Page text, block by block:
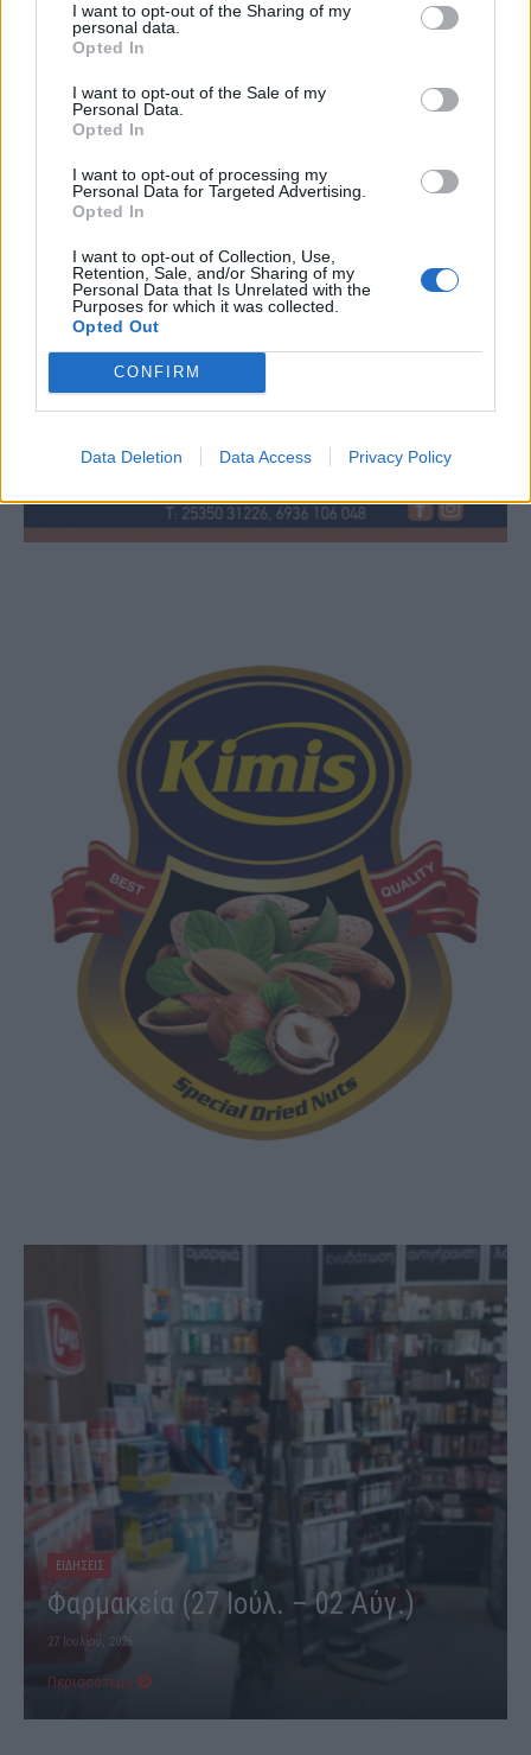
I want to opt-out of the Sharing of my
personal data.
Opted In
I want to opt-out of the Sale of my
Personal Data.
Opted In
I want to opt-out of processing my
Personal Data for Targeted Advertising.
Opted In
I want to opt-out of Collection, Use,
Retention, Sale, and/or Sharing of my
Personal Data that Is Unrelated with the
Purposes for which it was collected.
Opted Out
CONFIRM
Data Deletion Data Access Privacy Policy
ΕΙΔΗΣΕΙΣ
Φαρμακεία (27 Ιούλ. – 02 Αύγ.)
27 Ιουλίου, 2026
Περισσότερα